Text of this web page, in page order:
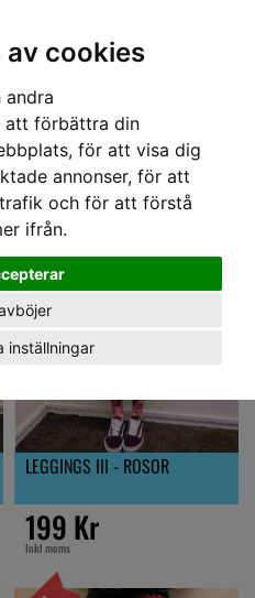
av cookies
andra
att förbättra din
för att visa dig
annonser, för att
och för att förstå
ifrån.
inställningar
LEGGINGS III - ROSOR
199 Kr
Inkl moms